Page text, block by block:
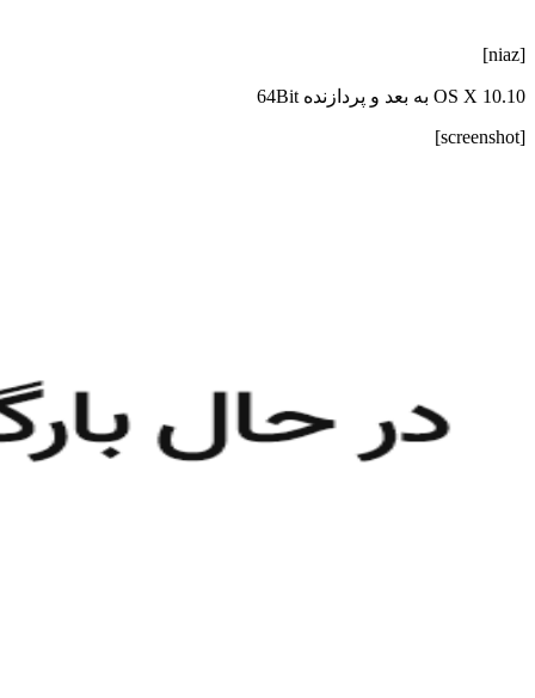
[niaz]
OS X 10.10 به بعد و پردازنده 64Bit
[screenshot]